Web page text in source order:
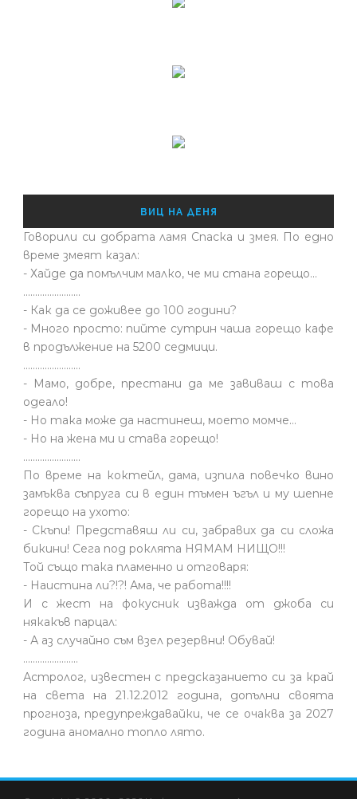
ВИЦ НА ДЕНЯ
Говорили си добрата ламя Спаска и змея. По едно
време змеят казал:
- Хайде да помълчим малко, че ми стана горещо...
........................
- Как да се доживее до 100 години?
- Много просто: пийте сутрин чаша горещо кафе
в продължение на 5200 седмици.
........................
- Мамо, добре, престани да ме завиваш с това
одеало!
- Но така може да настинеш, моето момче…
- Но на жена ми и става горещо!
........................
По време на коктейл, дама, изпила повечко вино
замъква съпруга си в един тъмен ъгъл и му шепне
горещо на ухото:
- Скъпи! Представяш ли си, забравих да си сложа
бикини! Сега под роклята НЯМАМ НИЩО!!!
Той също така пламенно и отговаря:
- Наистина ли?!?! Ама, че работа!!!!
И с жест на фокусник изважда от джоба си
някакъв парцал:
- А аз случайно съм взел резервни! Обувай!
.......................
Астролог, известен с предсказанието си за край
на света на 21.12.2012 година, допълни своята
прогноза, предупреждавайки, че се очаква за 2027
година аномално топло лято.